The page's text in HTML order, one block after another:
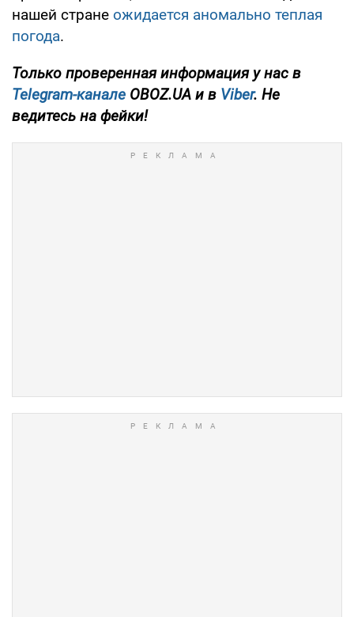
нашей стране ожидается аномально теплая
погода.
Только проверенная информация у нас в
Telegram-канале OBOZ.UA и в Viber. Не
ведитесь на фейки!